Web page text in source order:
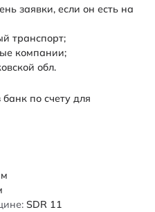
SDR 11
заявки, если он есть на
транспорт;
компании;
обл.
по счету для